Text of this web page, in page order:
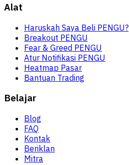
Alat
Haruskah Saya Beli PENGU?
Breakout PENGU
Fear & Greed PENGU
Atur Notifikasi PENGU
Heatmap Pasar
Bantuan Trading
Belajar
Blog
FAQ
Kontak
Beriklan
Mitra